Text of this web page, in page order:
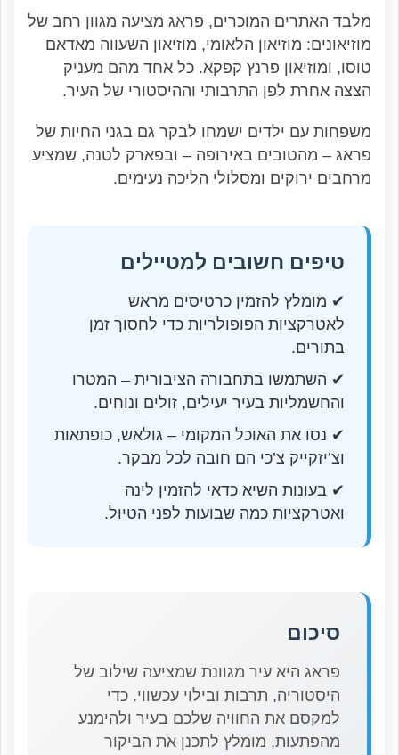
מלבד האתרים המוכרים, פראג מציעה מגוון רחב של
מוזיאונים: מוזיאון הלאומי, מוזיאון השעווה מאדאם
טוסו, ומוזיאון פרנץ קפקא. כל אחד מהם מעניק
הצצה אחרת לפן התרבותי וההיסטורי של העיר.
משפחות עם ילדים ישמחו לבקר גם בגני החיות של
פראג – מהטובים באירופה – ובפארק לטנה, שמציע
מרחבים ירוקים ומסלולי הליכה נעימים.
טיפים חשובים למטיילים
✔ מומלץ להזמין כרטיסים מראש
לאטרקציות הפופולריות כדי לחסוך זמן
בתורים.
✔ השתמשו בתחבורה הציבורית – המטרו
והחשמליות בעיר יעילים, זולים ונוחים.
✔ נסו את האוכל המקומי – גולאש, כופתאות
וצ’יזקייק צ’כי הם חובה לכל מבקר.
✔ בעונות השיא כדאי להזמין לינה
ואטרקציות כמה שבועות לפני הטיול.
סיכום
פראג היא עיר מגוונת שמציעה שילוב של
היסטוריה, תרבות ובילוי עכשווי. כדי
למקסם את החוויה שלכם בעיר ולהימנע
מהפתעות, מומלץ לתכנן את הביקור